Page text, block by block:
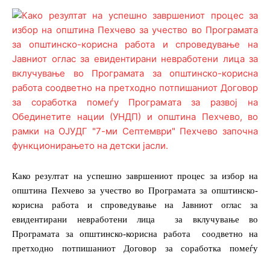
Како резултат на успешно завршениот процес за избор на
општина Пехчево за учество во Програмата за општинско-
корисна работа и спроведување на Јавниот оглас за
евидентирани невработени лица
за вклучување во
Програмата за општинско-корисна работа
соодветно на
претходно потпишаниот Договор за соработка помеѓу